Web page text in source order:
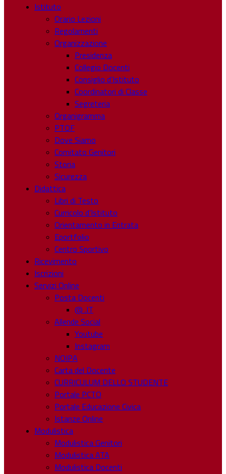
Istituto
Orario Lezioni
Regolamenti
Organizzazione
Presidenza
Collegio Docenti
Consiglio d’Istituto
Coordinatori di Classe
Segreteria
Organigramma
PTOF
Dove Siamo
Comitato Genitori
Storia
Sicurezza
Didattica
Libri di Testo
Curricolo d’Istituto
Orientamento in Entrata
Eportfolio
Centro Sportivo
Ricevimento
Iscrizioni
Servizi Online
Posta Docenti
@ .IT
Allende Social
Youtube
Instagram
NOIPA
Carta del Docente
CURRICULUM DELLO STUDENTE
Portale PCTO
Portale Educazione Civica
Istanze Online
Modulistica
Modulistica Genitori
Modulistica ATA
Modulistica Docenti